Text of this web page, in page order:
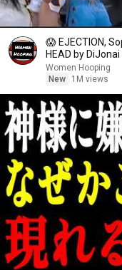
😱 EJECTION,
HEAD by
basketball
Women Hooping
New
1M views